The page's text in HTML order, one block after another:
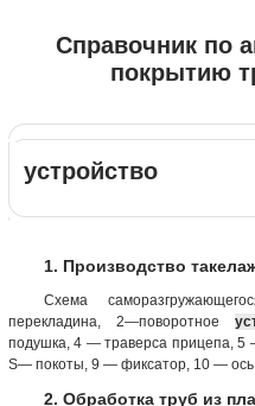
Справочник по
покрытию
устройство
1. Производство
Схема
перекладина, 2—поворотное
подушка, 4 — траверса прицепа, 5
S— покоты, 9 — фиксатор, 10 — ось
2. Обработка труб из